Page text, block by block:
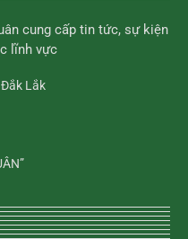
cung cấp tin tức, sự kiện
lĩnh vực
Lắk